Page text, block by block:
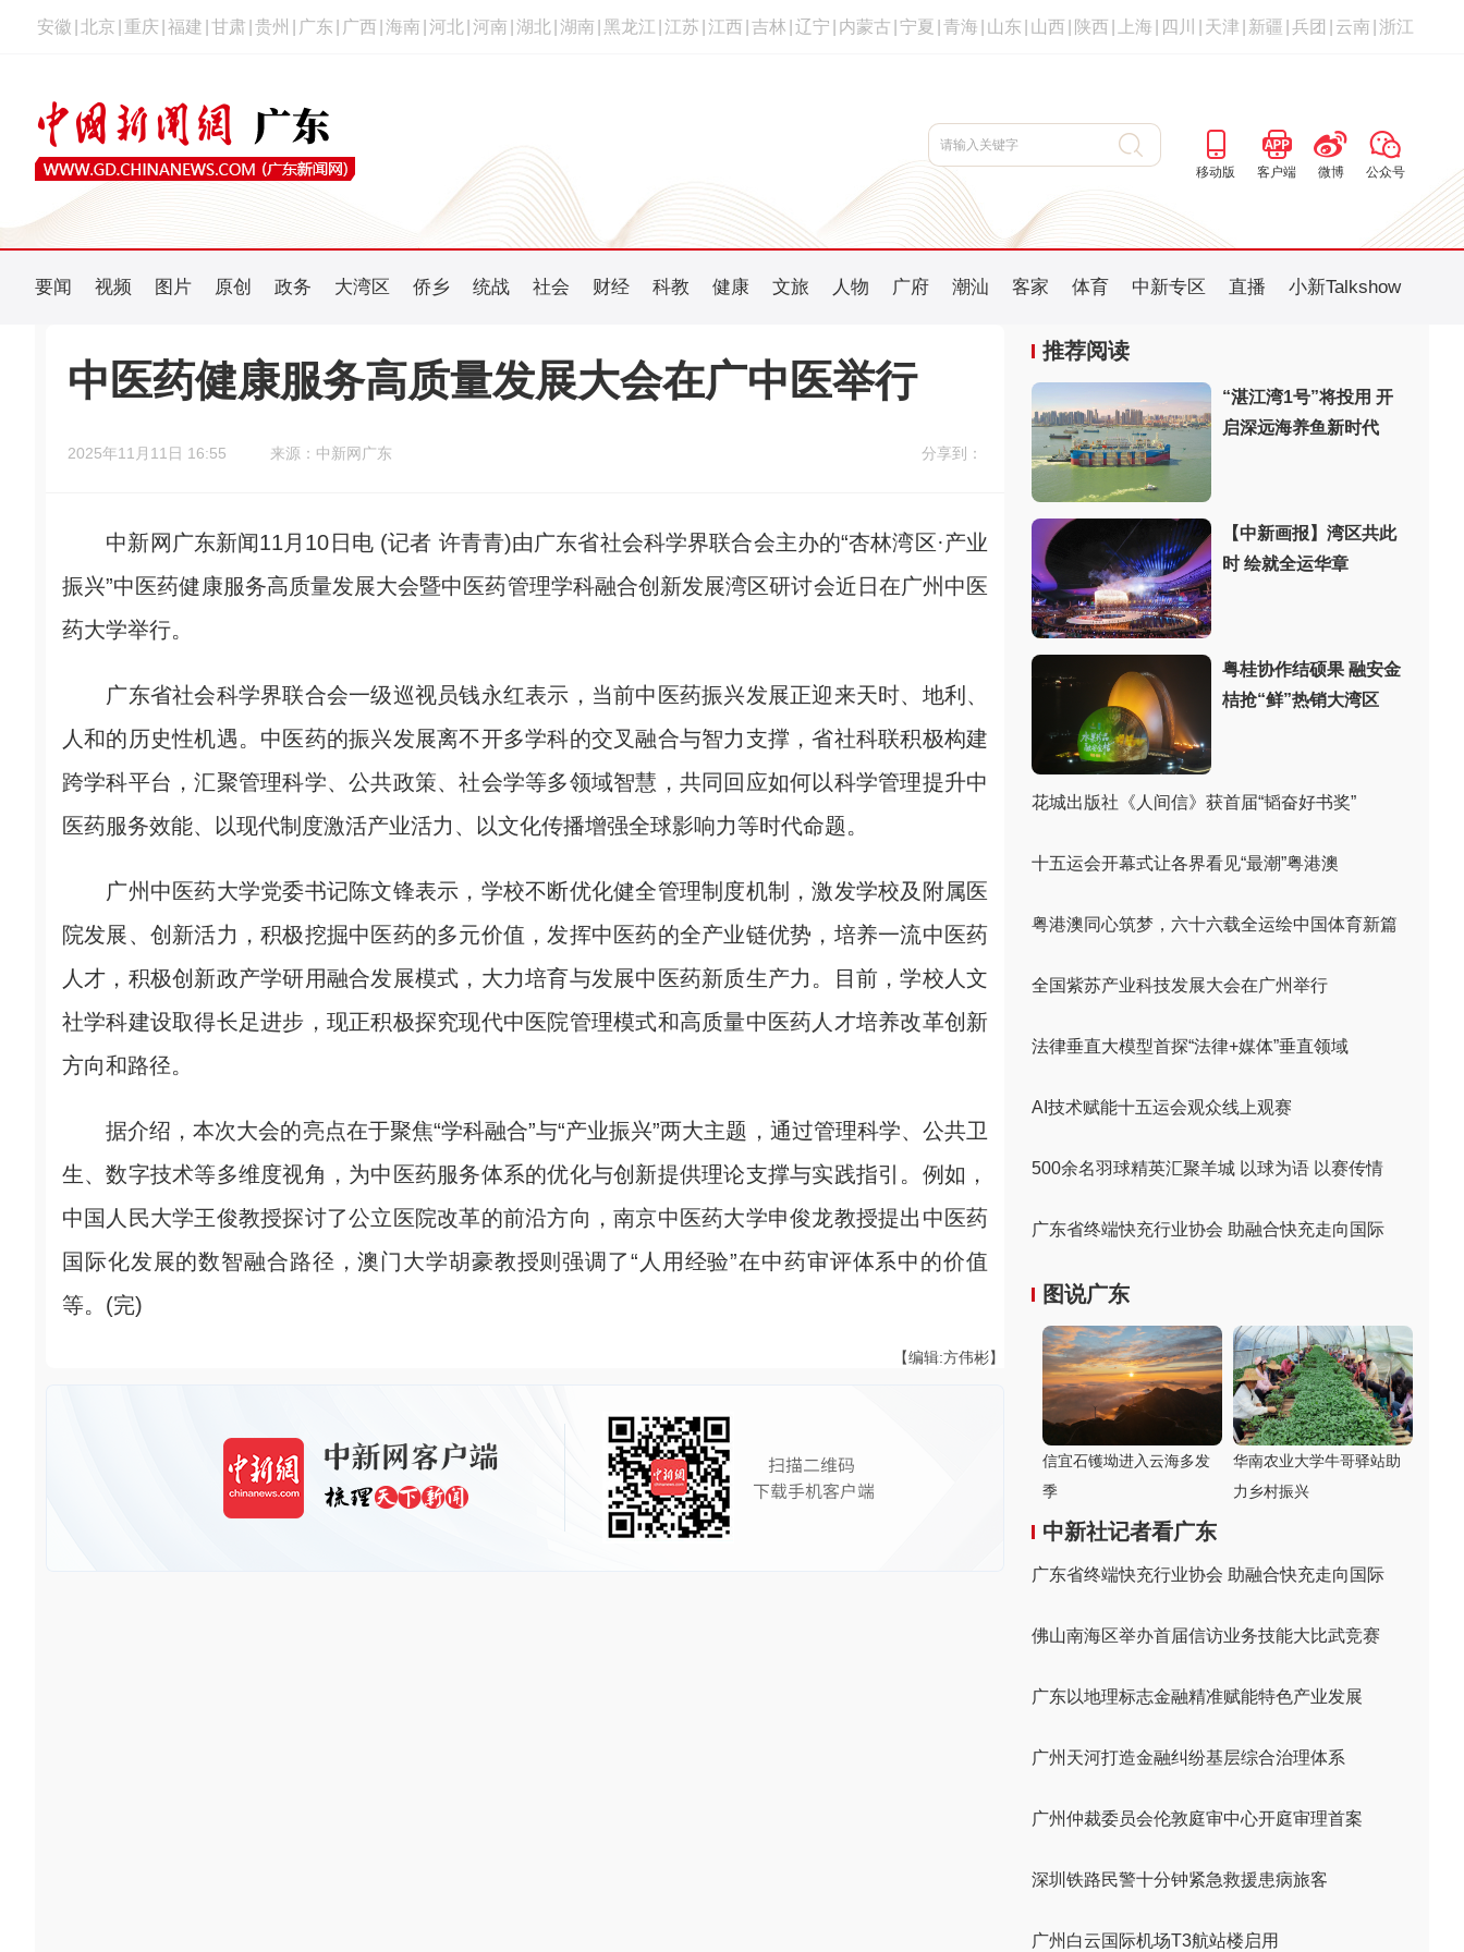
安徽 北京 重庆 福建 甘肃 贵州 广东 广西 海南 河北 河南 湖北 湖南 黑龙江 江苏 江西 吉林 辽宁 内蒙古 宁夏 青海 山东 山西 陕西 上海 四川 天津 新疆 兵团 云南 浙江
移动版 客户端 微博 公众号
要闻 视频 图片 原创 政务 大湾区 侨乡 统战 社会 财经 科教 健康 文旅 人物 广府 潮汕 客家 体育 中新专区 直播 小新Talkshow
中医药健康服务高质量发展大会在广中医举行
2025年11月11日 16:55 来源：中新网广东 分享到：
中新网广东新闻11月10日电 (记者 许青青)由广东省社会科学界联合会主办的“杏林湾区·产业
振兴”中医药健康服务高质量发展大会暨中医药管理学科融合创新发展湾区研讨会近日在广州中医
药大学举行。
广东省社会科学界联合会一级巡视员钱永红表示，当前中医药振兴发展正迎来天时、地利、
人和的历史性机遇。中医药的振兴发展离不开多学科的交叉融合与智力支撑，省社科联积极构建
跨学科平台，汇聚管理科学、公共政策、社会学等多领域智慧，共同回应如何以科学管理提升中
医药服务效能、以现代制度激活产业活力、以文化传播增强全球影响力等时代命题。
广州中医药大学党委书记陈文锋表示，学校不断优化健全管理制度机制，激发学校及附属医
院发展、创新活力，积极挖掘中医药的多元价值，发挥中医药的全产业链优势，培养一流中医药
人才，积极创新政产学研用融合发展模式，大力培育与发展中医药新质生产力。目前，学校人文
社学科建设取得长足进步，现正积极探究现代中医院管理模式和高质量中医药人才培养改革创新
方向和路径。
据介绍，本次大会的亮点在于聚焦“学科融合”与“产业振兴”两大主题，通过管理科学、公共卫
生、数字技术等多维度视角，为中医药服务体系的优化与创新提供理论支撑与实践指引。例如，
中国人民大学王俊教授探讨了公立医院改革的前沿方向，南京中医药大学申俊龙教授提出中医药
国际化发展的数智融合路径，澳门大学胡豪教授则强调了“人用经验”在中药审评体系中的价值
等。(完)
【编辑:方伟彬】
推荐阅读
“湛江湾1号”将投用 开
启深远海养鱼新时代
【中新画报】湾区共此
时 绘就全运华章
粤桂协作结硕果 融安金
桔抢“鲜”热销大湾区
花城出版社《人间信》获首届“韬奋好书奖”
十五运会开幕式让各界看见“最潮”粤港澳
粤港澳同心筑梦，六十六载全运绘中国体育新篇
全国紫苏产业科技发展大会在广州举行
法律垂直大模型首探“法律+媒体”垂直领域
AI技术赋能十五运会观众线上观赛
500余名羽球精英汇聚羊城 以球为语 以赛传情
广东省终端快充行业协会 助融合快充走向国际
图说广东
信宜石镬坳进入云海多发
季
华南农业大学牛哥驿站助
力乡村振兴
中新社记者看广东
广东省终端快充行业协会 助融合快充走向国际
佛山南海区举办首届信访业务技能大比武竞赛
广东以地理标志金融精准赋能特色产业发展
广州天河打造金融纠纷基层综合治理体系
广州仲裁委员会伦敦庭审中心开庭审理首案
深圳铁路民警十分钟紧急救援患病旅客
广州白云国际机场T3航站楼启用